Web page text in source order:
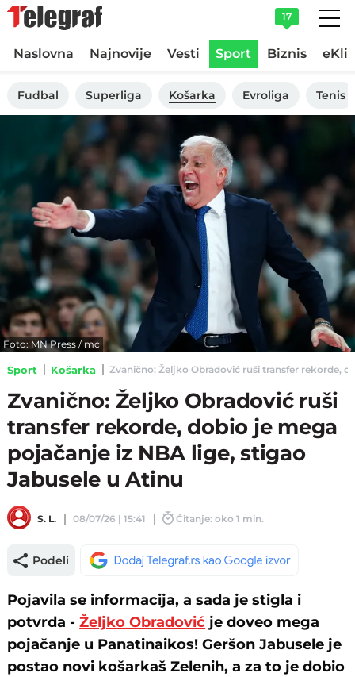
17
Naslovna Najnovije Vesti Sport Biznis
Fudbal Superliga Košarka Evroliga Tenis
Foto: MN Press / mc
Sport Košarka Zvanično: Željko Obradović ruši transfer rekorde,
Zvanično: Željko Obradović ruši
transfer rekorde, dobio je mega
pojačanje iz NBA lige, stigao
Jabusele u Atinu
S. L. 08/07/26 | 15:41 Čitanje: oko 1 min.
Podeli
Pojavila se informacija, a sada je stigla i
potvrda -Željko Obradović je doveo mega
pojačanje u Panatinaikos! Geršon Jabusele je
postao novi košarkaš Zelenih, a za to je dobio